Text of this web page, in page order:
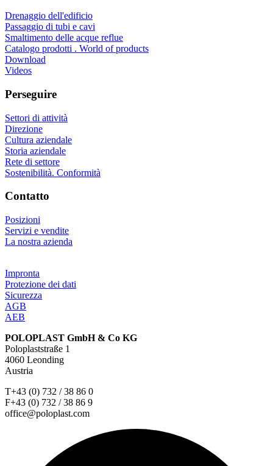
Drenaggio dell'edificio
Passaggio di tubi e cavi
Smaltimento delle acque reflue
Catalogo prodotti . World of products
Download
Videos
Perseguire
Settori di attività
Direzione
Cultura aziendale
Storia aziendale
Rete di settore
Sostenibilità. Conformità
Contatto
Posizioni
Servizi e vendite
La nostra azienda
Impronta
Protezione dei dati
Sicurezza
AGB
AEB
POLOPLAST GmbH & Co KG
Poloplaststraße 1
4060 Leonding
Austria
T+43 (0) 732 / 38 86 0
F+43 (0) 732 / 38 86 9
office@poloplast.com